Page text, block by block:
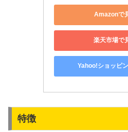
Amazonで
楽天市場で
Yahoo!ショッピ
特徴